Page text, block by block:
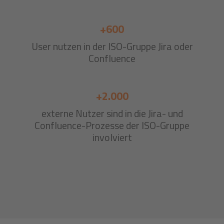
+600
User nutzen in der ISO-Gruppe Jira oder
Confluence
+2.000
externe Nutzer sind in die Jira- und
Confluence-Prozesse der ISO-Gruppe
involviert